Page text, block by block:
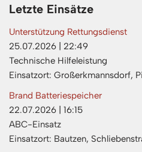
Letzte Einsätze
Unterstützung Rettungsdienst
25.07.2026
22:49
Technische Hilfeleistung
Einsatzort: Großerkmannsdorf,
Brand Batteriespeicher
22.07.2026
16:15
ABC-Einsatz
Einsatzort: Bautzen,